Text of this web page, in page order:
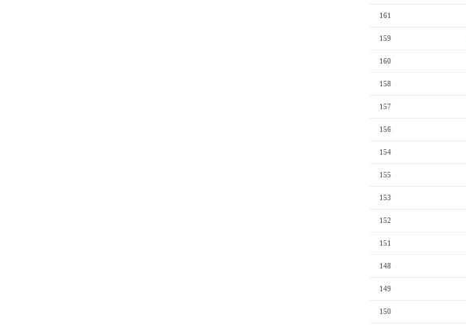
161
159
160
158
157
156
154
155
153
152
151
148
149
150